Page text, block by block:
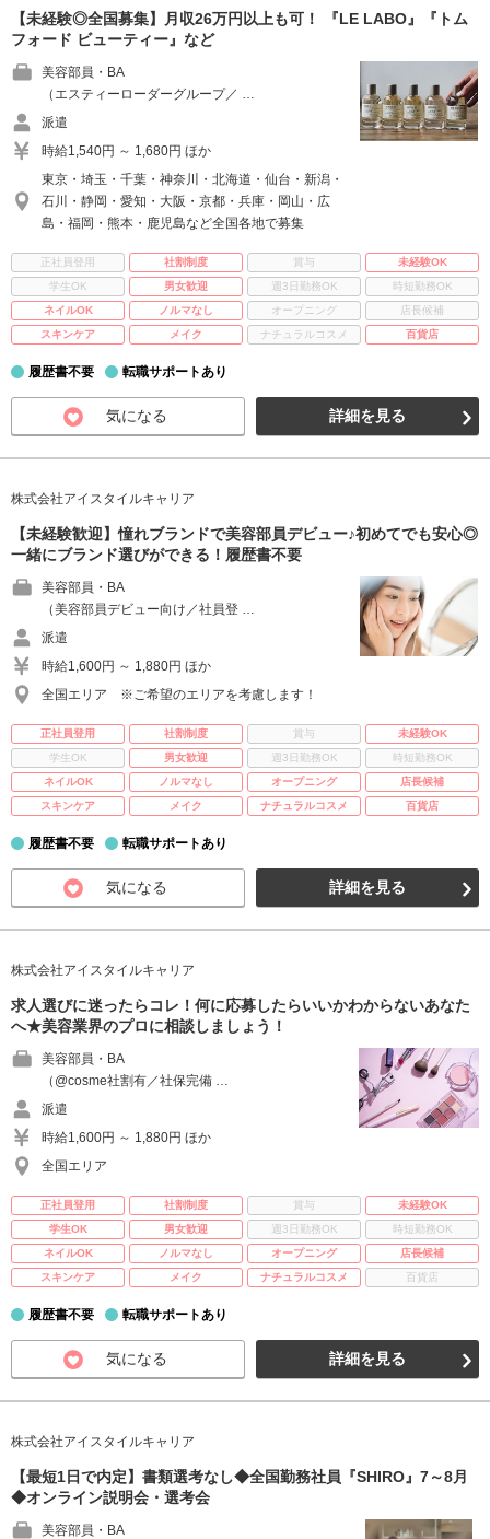
【未経験◎全国募集】月収26万円以上も可！ 『LE LABO』『トム
フォード ビューティー』など
美容部員・BA
（エスティーローダーグループ／ …
派遣
時給1,540円 ～ 1,680円 ほか
東京・埼玉・千葉・神奈川・北海道・仙台・新潟・
石川・静岡・愛知・大阪・京都・兵庫・岡山・広
島・福岡・熊本・鹿児島など全国各地で募集
正社員登用 社割制度 賞与
未経験OK
学生OK
男女歓迎 週3日勤務OK
時短勤務OK
ネイルOK
ノルマなし オープニング
店長候補
スキンケア
メイク ナチュラルコスメ 百貨店
履歴書不要 転職サポートあり
気になる 詳細を見る
株式会社アイスタイルキャリア
【未経験歓迎】憧れブランドで美容部員デビュー♪初めてでも安心◎
一緒にブランド選びができる！履歴書不要
美容部員・BA
（美容部員デビュー向け／社員登 …
派遣
時給1,600円 ～ 1,880円 ほか
全国エリア ※ご希望のエリアを考慮します！
正社員登用 社割制度 賞与
未経験OK
学生OK
男女歓迎 週3日勤務OK
時短勤務OK
ネイルOK
ノルマなし オープニング
店長候補
スキンケア
メイク ナチュラルコスメ 百貨店
履歴書不要 転職サポートあり
気になる 詳細を見る
株式会社アイスタイルキャリア
求人選びに迷ったらコレ！何に応募したらいいかわからないあなた
へ★美容業界のプロに相談しましょう！
美容部員・BA
（@cosme社割有／社保完備 …
派遣
時給1,600円 ～ 1,880円 ほか
全国エリア
正社員登用 社割制度 賞与
未経験OK
学生OK
男女歓迎 週3日勤務OK
時短勤務OK
ネイルOK
ノルマなし オープニング
店長候補
スキンケア
メイク ナチュラルコスメ 百貨店
履歴書不要 転職サポートあり
気になる 詳細を見る
株式会社アイスタイルキャリア
【最短1日で内定】書類選考なし◆全国勤務社員『SHIRO』7～8月
◆オンライン説明会・選考会
美容部員・BA